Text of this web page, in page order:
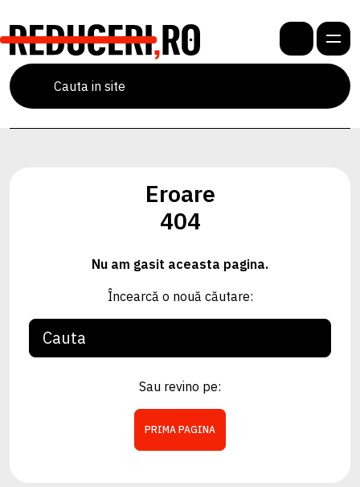
Eroare
404
Nu am gasit aceasta pagina.
Încearcă o nouă căutare:
Sau revino pe:
PRIMA PAGINA